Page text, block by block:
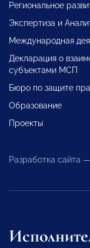
Региональное
Экспертиза и
Международная
Декларация о
субъектами МСП
Бюро по защите
Образование
Проекты
Разработка сайта —